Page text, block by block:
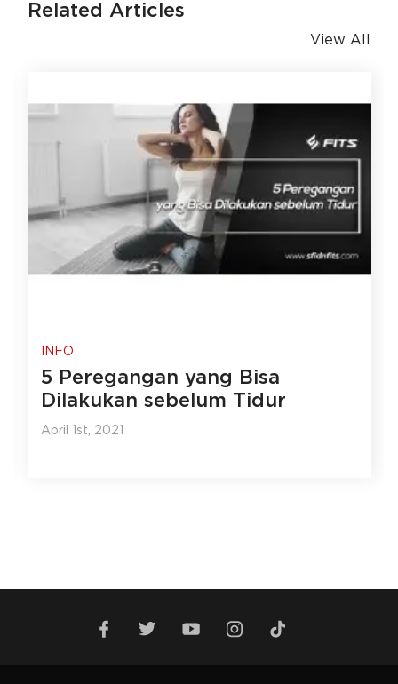
Related Articles
View All
INFO
5 Peregangan yang Bisa
Dilakukan sebelum Tidur
April 1st, 2021